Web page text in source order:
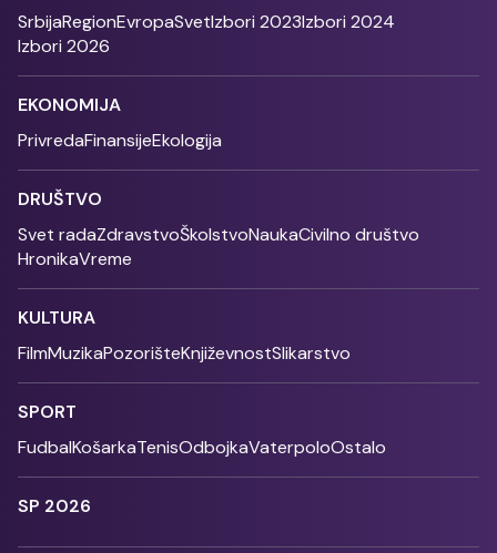
SrbijaRegionEvropaSvetIzbori 2023Izbori 2024
Izbori 2026
EKONOMIJA
PrivredaFinansijeEkologija
DRUŠTVO
Svet radaZdravstvoŠkolstvoNaukaCivilno društvo
HronikaVreme
KULTURA
FilmMuzikaPozorišteKnjiževnostSlikarstvo
SPORT
FudbalKošarkaTenisOdbojkaVaterpoloOstalo
SP 2026